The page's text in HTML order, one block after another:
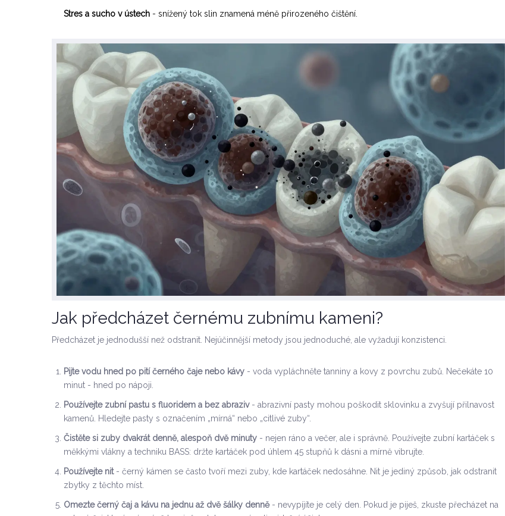
Stres a sucho v ústech - snížený tok slin znamená méně přirozeného čištění.
Jak předcházet černému zubnímu kameni?
Předcházet je jednodušší než odstranit. Nejúčinnější metody jsou jednoduché, ale vyžadují konzistenci.
Pijte vodu hned po pití černého čaje nebo kávy - voda vypláchněte tanniny a kovy z povrchu zubů. Nečekáte 10
minut - hned po nápoji.
Používejte zubní pastu s fluoridem a bez abraziv- abrazivní pasty mohou poškodit sklovinku a zvyšují přilnavost
kamenů. Hledejte pasty s označením „mírná“ nebo „citlivé zuby“.
Čistěte si zuby dvakrát denně, alespoň dvě minuty - nejen ráno a večer, ale i správně. Používejte zubní kartáček s
měkkými vlákny a techniku BASS: držte kartáček pod úhlem 45 stupňů k dásni a mírně vibrujte.
Používejte nit- černý kámen se často tvoří mezi zuby, kde kartáček nedosáhne. Nit je jediný způsob, jak odstranit
zbytky z těchto míst.
Omezte černý čaj a kávu na jednu až dvě šálky denně- nevypíjíte je celý den. Pokud je piješ, zkuste přecházet na